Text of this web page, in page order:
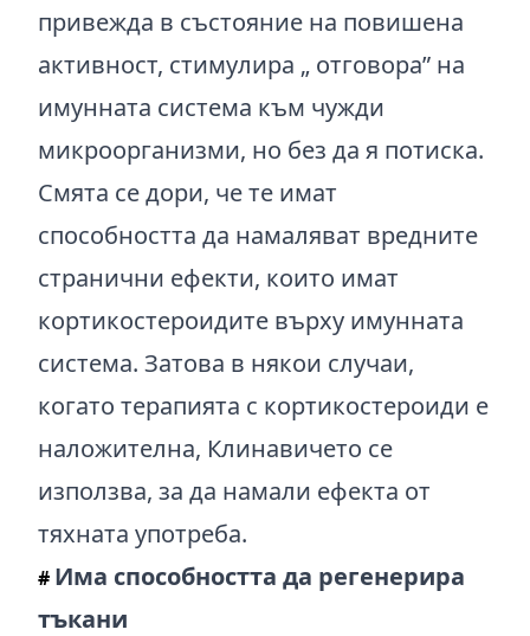
привежда в състояние на повишена
активност, стимулира „ отговора” на
имунната система към чужди
микроорганизми, но без да я потиска.
Смята се дори, че те имат
способността да намаляват вредните
странични ефекти, които имат
кортикостероидите върху имунната
система. Затова в някои случаи,
когато терапията с кортикостероиди е
наложителна, Клинавичето се
използва, за да намали ефекта от
тяхната употреба.
# Има способността да регенерира
тъкани